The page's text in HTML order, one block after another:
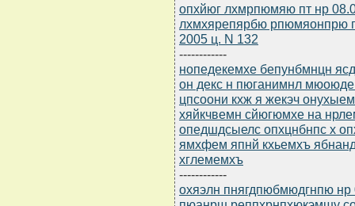
опхйюг лхмрпюмяю пт нр
лхмхярепярбю рпюмяонпрю
2005 ц. N 132
------------
нопедекемхе бепунбмнцн
он декс н пюганимнл
цпсоони кхж я жекэч
хяйкчвемн сйюгюмхе на
опедшдсыелс опхцнбнпс х
ямхфем япнй кхьемхъ
хглемемхъ
------------
охяэлн пнягдпюбмюдгнпю